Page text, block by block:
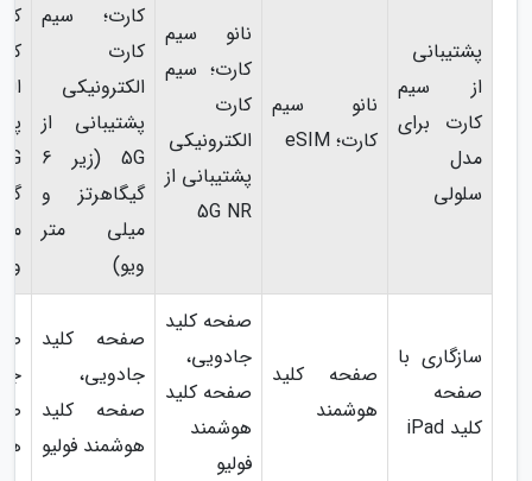
پشتیبانی
از سیم
کارت برای
مدل
سلولی
نانو سیم
کارت؛ eSIM
نانو سیم
کارت؛ سیم
کارت
الکترونیکی
پشتیبانی از
5G NR
کارت؛ سیم
کارت
الکترونیکی
پشتیبانی از
5G (زیر 6
گیگاهرتز و
میلی متر
ویو)
سازگاری با
صفحه
کلید iPad
صفحه کلید
هوشمند
صفحه کلید
جادویی،
صفحه کلید
هوشمند
فولیو
صفحه کلید
جادویی،
صفحه کلید
هوشمند فولیو